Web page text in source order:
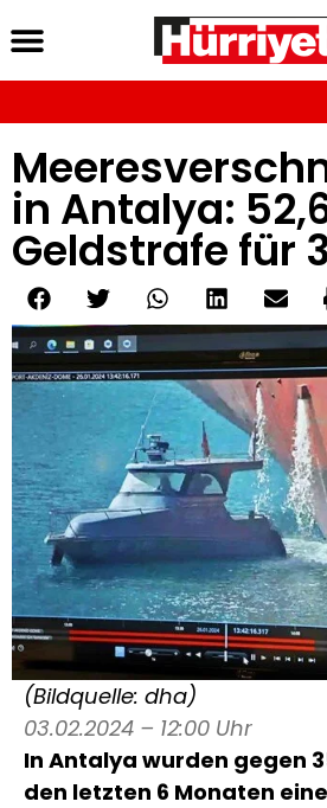
in Antalya:
Geldstrafe für
(Bildquelle: dha)
03.02.2024 – 12:00 Uhr
In Antalya wurden gegen
den letzten 6 Monaten eine